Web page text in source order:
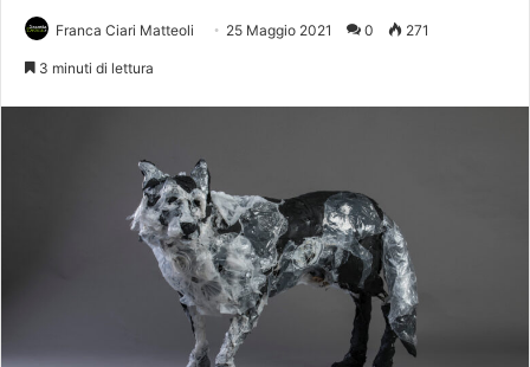
Franca Ciari Matteoli 25 Maggio 2021 0 271
3 minuti di lettura